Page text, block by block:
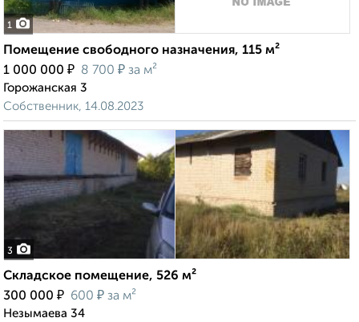
1
Помещение свободного назначения, 115 м²
1 000 000 ₽ 8 700 ₽ за м²
Горожанская 3
Собственник, 14.08.2023
3
Складское помещение, 526 м²
300 000 ₽ 600 ₽ за м²
Незымаева 34